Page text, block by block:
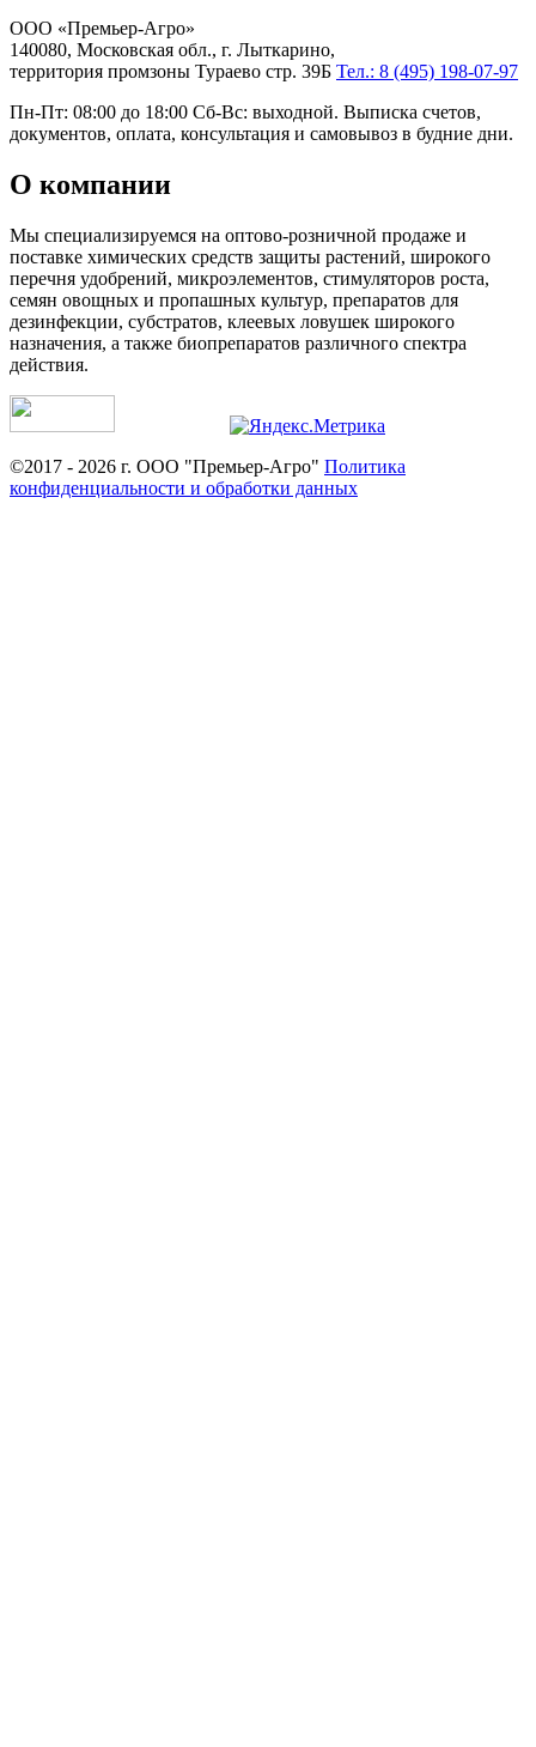
ООО «Премьер-Агро»
140080, Московская обл., г. Лыткарино,
территория промзоны Тураево стр. 39Б Тел.: 8 (495) 198-07-97
Пн-Пт: 08:00 до 18:00 Сб-Вс: выходной. Выписка счетов,
документов, оплата, консультация и самовывоз в будние дни.
О компании
Мы специализируемся на оптово-розничной продаже и
поставке химических средств защиты растений, широкого
перечня удобрений, микроэлементов, стимуляторов роста,
семян овощных и пропашных культур, препаратов для
дезинфекции, субстратов, клеевых ловушек широкого
назначения, а также биопрепаратов различного спектра
действия.
©2017 - 2026 г. ООО "Премьер-Агро" Политика
конфиденциальности и обработки данных